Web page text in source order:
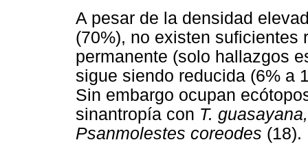
A pesar de la densidad
(70%), no existen suficientes
permanente (solo hallazgos
sigue siendo reducida (6% a
Sin embargo ocupan
sinantropía con T.
Psanmolestes coreodes (18).